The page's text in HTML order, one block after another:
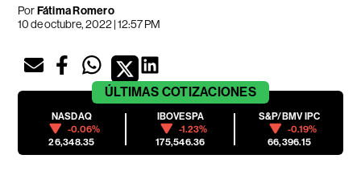
PorFátima Romero
10 de octubre, 2022 | 12:57 PM
ÚLTIMAS COTIZACIONES
NASDAQ
-0.06%
26,348.35
IBOVESPA
-1.23%
175,546.36
S&P/BMV IPC
-0.19%
66,396.15